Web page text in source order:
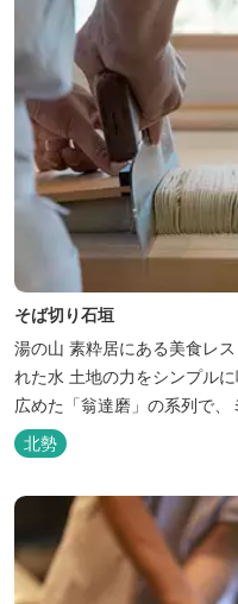
そば切り石垣
湯の山 素粋居にある美食レストラン 挽き立ての蕎麦
れた水 土地の力をシンプルに味わう 完全自家製粉の
広めた「翁達磨」の系列で
鑽を積んだ石垣雄介氏が開業
自家製粉による二八蕎麦を踏
を実現しました。国産蕎麦
天然の水の力...
北勢